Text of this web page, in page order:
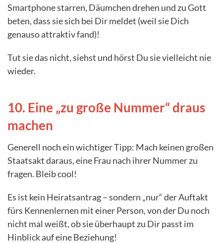
Smartphone starren, Däumchen drehen und zu Gott
beten, dass sie sich bei Dir meldet (weil sie Dich
genauso attraktiv fand)!
Tut sie das nicht, siehst und hörst Du sie vielleicht nie
wieder.
10. Eine „zu große Nummer“ draus
machen
Generell noch ein wichtiger Tipp: Mach keinen großen
Staatsakt daraus, eine Frau nach ihrer Nummer zu
fragen. Bleib cool!
Es ist kein Heiratsantrag – sondern „nur“ der Auftakt
fürs Kennenlernen mit einer Person, von der Du noch
nicht mal weißt, ob sie überhaupt zu Dir passt im
Hinblick auf eine Beziehung!